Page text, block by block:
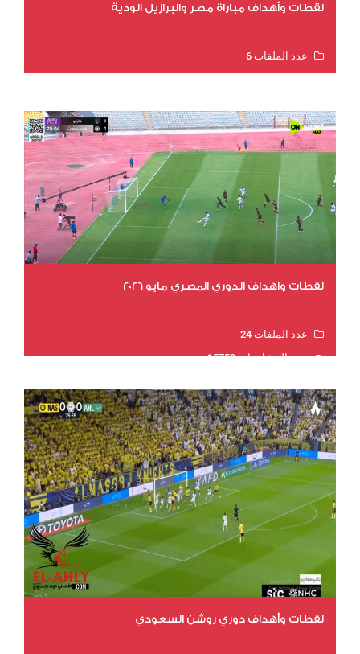
لقطات وأهداف مباراة مصر والبرازيل الودية
عدد الملفات 6
لقطات واهداف الدوري المصري مايو 2026
عدد الملفات 24
عدد المشاهدات 15759
لقطات وأهداف دوري روشن السعودي